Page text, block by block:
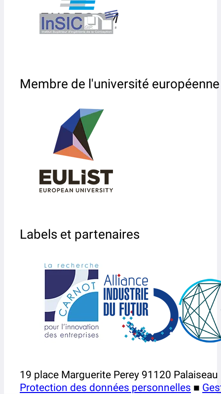
Membre de l'université européenne
Labels et partenaires
19 place Marguerite Perey 91120
Protection des données personnelles ■